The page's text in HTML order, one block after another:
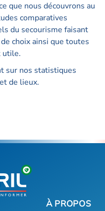
que nous découvrons au
comparatives
du secourisme faisant
choix ainsi que toutes
utile.
sur nos statistiques
de lieux.